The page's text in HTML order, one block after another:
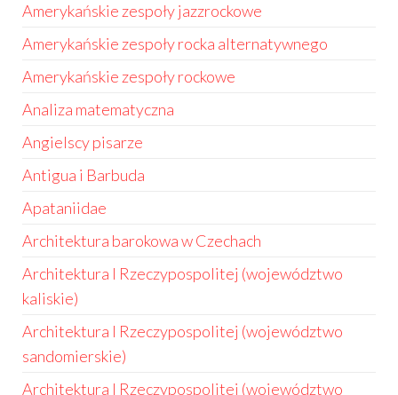
Amerykańskie zespoły jazzrockowe
Amerykańskie zespoły rocka alternatywnego
Amerykańskie zespoły rockowe
Analiza matematyczna
Angielscy pisarze
Antigua i Barbuda
Apataniidae
Architektura barokowa w Czechach
Architektura I Rzeczypospolitej (województwo
kaliskie)
Architektura I Rzeczypospolitej (województwo
sandomierskie)
Architektura I Rzeczypospolitej (województwo